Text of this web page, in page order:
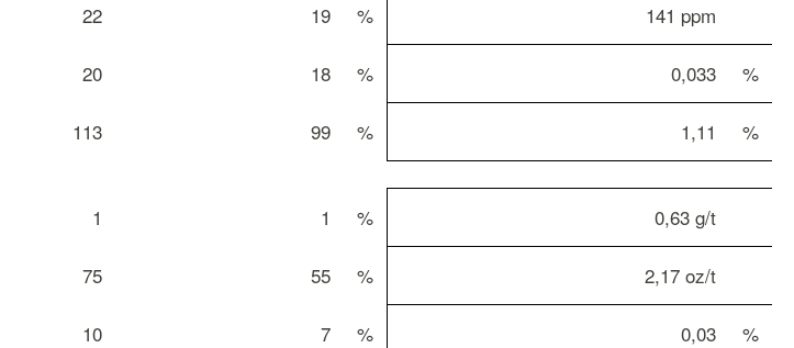
22 19 % 141 ppm
20 18 % 0,033 %
113 99 % 1,11 %
1 1 % 0,63 g/t
75 55 % 2,17 oz/t
10 7 % 0,03 %